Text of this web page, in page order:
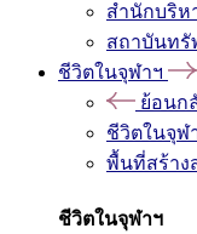
สำนักบริห
สถาบันท
ชีวิตในจุฬาฯ
ย้อนก
ชีวิตในจุฬ
พื้นที่สร้าง
ชีวิตในจุฬาฯ